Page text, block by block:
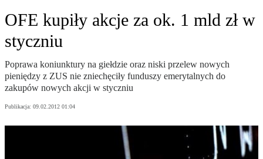
OFE kupiły akcje za ok. 1 mld zł w
styczniu
Poprawa koniunktury na giełdzie oraz niski przelew nowych
pieniędzy z ZUS nie zniechęciły funduszy emerytalnych do
zakupów nowych akcji w styczniu
Publikacja: 09.02.2012 01:04